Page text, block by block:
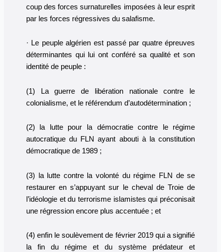
coup des forces surnaturelles imposées à leur esprit
par les forces régressives du salafisme.
· Le peuple algérien est passé par quatre épreuves
déterminantes qui lui ont conféré sa qualité et son
identité de peuple :
(1) La guerre de libération nationale contre le
colonialisme, et le référendum d’autodétermination ;
(2) la lutte pour la démocratie contre le régime
autocratique du FLN ayant abouti à la constitution
démocratique de 1989 ;
(3) la lutte contre la volonté du régime FLN de se
restaurer en s’appuyant sur le cheval de Troie de
l’idéologie et du terrorisme islamistes qui préconisait
une régression encore plus accentuée ; et
(4) enfin le soulèvement de février 2019 qui a signifié
la fin du régime et du système prédateur et